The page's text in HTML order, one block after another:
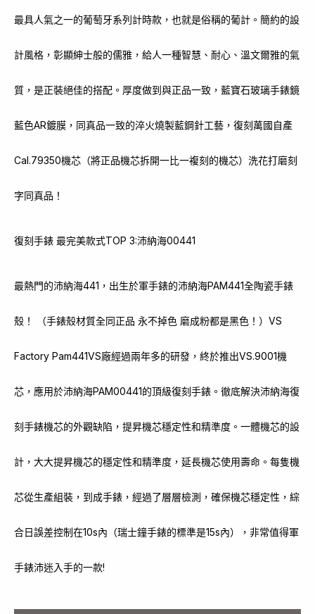
最具人氣之一的葡萄牙系列計時款，也就是俗稱的葡計。簡約的設
計風格，彰顯紳士般的儒雅，給人一種智慧、耐心、溫文爾雅的氣
質，是正裝絕佳的搭配。厚度做到與正品一致，藍寶石玻璃手錶鏡
藍色AR鍍膜，同真品一致的淬火燒製藍鋼針工藝，復刻萬國自產
Cal.79350機芯（將正品機芯拆開一比一複刻的機芯）洗花打磨刻
字同真品！
復刻手錶 最完美款式TOP 3:沛納海00441
最熱門的沛納海441，出生於軍手錶的沛納海PAM441全陶瓷手錶
殼！ （手錶殼材質全同正品 永不掉色 磨成粉都是黑色！）VS
Factory Pam441VS廠經過兩年多的研發，終於推出VS.9001機
芯，應用於沛納海PAM00441的頂級復刻手錶。徹底解決沛納海復
刻手錶機芯的外觀缺陷，提昇機芯穩定性和精準度。一體機芯的設
計，大大提昇機芯的穩定性和精準度，延長機芯使用壽命。每隻機
芯從生產組裝，到成手錶，經過了層層檢測，確保機芯穩定性，綜
合日誤差控制在10s內（瑞士鐘手錶的標準是15s內），非常值得軍
手錶沛迷入手的一款!